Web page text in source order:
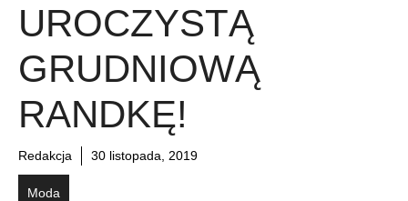
UROCZYSTĄ
GRUDNIOWĄ
RANDKĘ!
Redakcja 30 listopada, 2019
Moda